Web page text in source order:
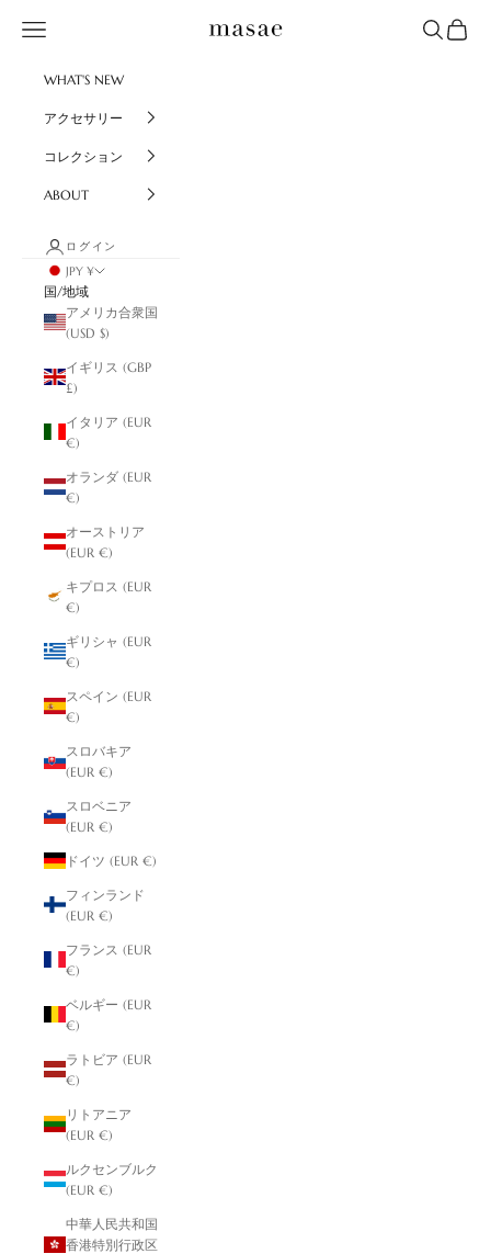
masae
メニュー 検索 カート
WHAT'S NEW
アクセサリー
コレクション
ABOUT
ログイン
JPY ¥
国/地域
アメリカ合衆国
(USD $)
イギリス (GBP
£)
イタリア (EUR
€)
オランダ (EUR
€)
オーストリア
(EUR €)
キプロス (EUR
€)
ギリシャ (EUR
€)
スペイン (EUR
€)
スロバキア
(EUR €)
スロベニア
(EUR €)
ドイツ (EUR €)
フィンランド
(EUR €)
フランス (EUR
€)
ベルギー (EUR
€)
ラトビア (EUR
€)
リトアニア
(EUR €)
ルクセンブルク
(EUR €)
中華人民共和国
香港特別行政区